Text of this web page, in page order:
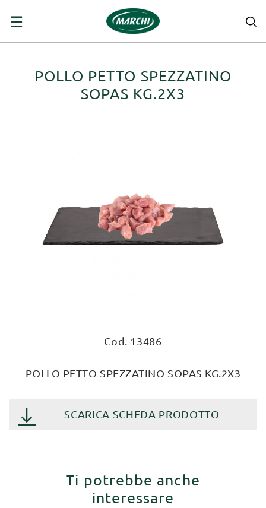
navigazione
☰
POLLO PETTO SPEZZATINO
SOPAS KG.2X3
Cod. 13486
POLLO PETTO SPEZZATINO SOPAS KG.2X3
SCARICA SCHEDA PRODOTTO
Ti potrebbe anche
interessare